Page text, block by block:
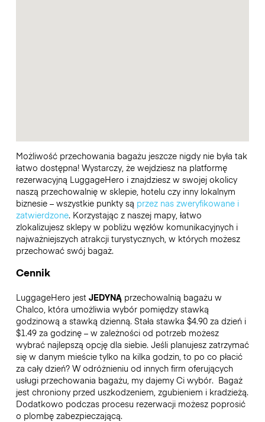
Możliwość przechowania bagażu jeszcze nigdy nie była tak
łatwo dostępna! Wystarczy, że wejdziesz na platformę
rezerwacyjną LuggageHero i znajdziesz w swojej okolicy
naszą przechowalnię w sklepie, hotelu czy inny lokalnym
biznesie – wszystkie punkty są przez nas zweryfikowane i
zatwierdzone. Korzystając z naszej mapy, łatwo
zlokalizujesz sklepy w pobliżu węzłów komunikacyjnych i
najważniejszych atrakcji turystycznych, w których możesz
przechować swój bagaż.
Cennik
LuggageHero jest JEDYNĄprzechowalnią bagażu w
Chalco, która umożliwia wybór pomiędzy stawką
godzinową a stawką dzienną. Stała stawka $4.90 za dzień i
$1.49 za godzinę – w zależności od potrzeb możesz
wybrać najlepszą opcję dla siebie. Jeśli planujesz zatrzymać
się w danym mieście tylko na kilka godzin, to po co płacić
za cały dzień? W odróżnieniu od innych firm oferujących
usługi przechowania bagażu, my dajemy Ci wybór. Bagaż
jest chroniony przed uszkodzeniem, zgubieniem i kradzieżą.
Dodatkowo podczas procesu rezerwacji możesz poprosić
o plombę zabezpieczającą.